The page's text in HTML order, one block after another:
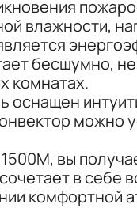
влажности,
бесшумно,
комнатах.
оснащен
можно
вы
в себе
комфортной